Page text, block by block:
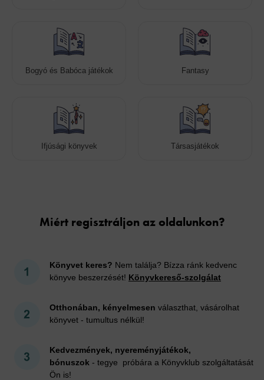
Bogyó és Babóca játékok Fantasy
Ifjúsági könyvek Társasjátékok
Miért regisztráljon az oldalunkon?
Könyvet keres? Nem találja? Bízza ránk kedvenc
könyve beszerzését! Könyvkereső-szolgálat
Otthonában, kényelmesen választhat, vásárolhat
könyvet - tumultus nélkül!
Kedvezmények, nyereményjátékok,
bónuszok - tegye próbára a Könyvklub szolgáltatását
Ön is!